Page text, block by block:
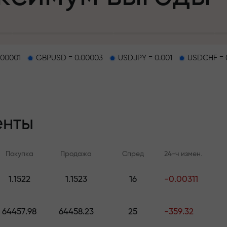
на трассе
GBPUSD = 0.00003 USDJPY = 0.001 USDCHF
Покупка Продажа Спред 24-ч измен.
1.1522 1.1523 16 -0.00311
64457.98 64458.23 25 -359.32
курсы и вебинары для всех
Форекс, крипто и